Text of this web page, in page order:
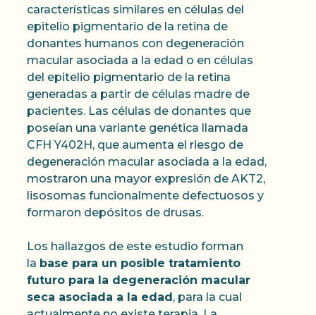
características similares en células del
epitelio pigmentario de la retina de
donantes humanos con degeneración
macular asociada a la edad o en células
del epitelio pigmentario de la retina
generadas a partir de células madre de
pacientes. Las células de donantes que
poseían una variante genética llamada
CFH Y402H, que aumenta el riesgo de
degeneración macular asociada a la edad,
mostraron una mayor expresión de AKT2,
lisosomas funcionalmente defectuosos y
formaron depósitos de drusas.
Los hallazgos de este estudio forman
la base para un posible tratamiento
futuro para la degeneración macular
seca asociada a la edad, para la cual